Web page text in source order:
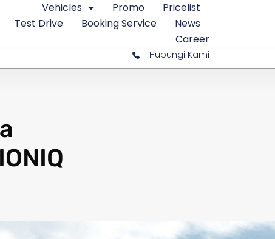
Hubungi Kami
Vehicles Promo
Pricelist
Test Drive
Booking Service
News
Career